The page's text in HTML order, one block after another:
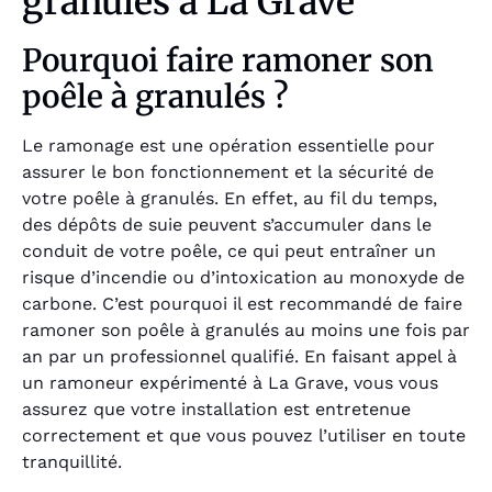
Pourquoi faire ramoner son
poêle à granulés ?
Le ramonage est une opération essentielle pour
assurer le bon fonctionnement et la sécurité de
votre poêle à granulés. En effet, au fil du temps,
des dépôts de suie peuvent s’accumuler dans le
conduit de votre poêle, ce qui peut entraîner un
risque d’incendie ou d’intoxication au monoxyde de
carbone. C’est pourquoi il est recommandé de faire
ramoner son poêle à granulés au moins une fois par
an par un professionnel qualifié. En faisant appel à
un ramoneur expérimenté à La Grave, vous vous
assurez que votre installation est entretenue
correctement et que vous pouvez l’utiliser en toute
tranquillité.